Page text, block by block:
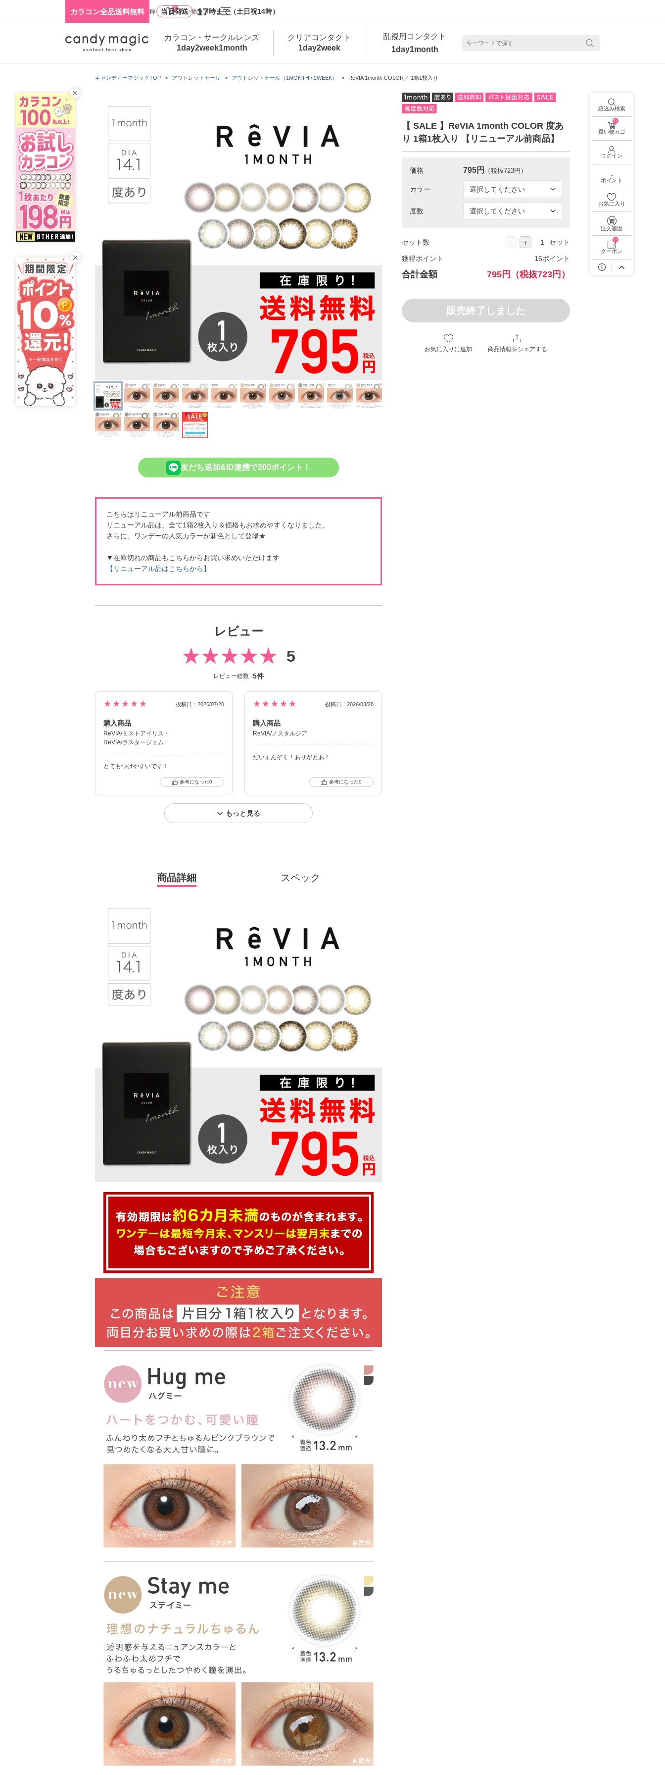
カラコン全品送料無料 当日発送 17時まで（土日祝14時）
キャンディーマジックTOP アウトレットセール アウトレットセール（1MONTH / 2WEEK） ReVIA 1month COLOR／ 1箱1枚入り
【 SALE 】ReVIA 1month COLOR 度あ
り 1箱1枚入り 【リニューアル前商品】
価格 795円 （税抜723円）
カラー
度数
セット数 − ＋ セット
獲得ポイント 16ポイント
合計金額 795円 （税抜723円）
販売終了しました
お気に入りに追加 商品情報をシェアする
友だち追加&ID連携で200ポイント！
こちらはリニューアル前商品です
リニューアル品は、全て1箱2枚入り＆価格もお求めやすくなりました。
さらに、ワンデーの人気カラーが新色として登場★
▼在庫切れの商品もこちらからお買い求めいただけます
【リニューアル品はこちらから】
レビュー
5
レビュー総数 5件
★★★★★ 投稿日：2026/07/20
購入商品
ReVIA/ミストアイリス
ReVIA/ラスタージェム
とてもつけやすいです！
0
★★★★★ 投稿日：2026/03/28
購入商品
ReVIA/ノスタルジア
だいまんぞく！ありがとあ！
0
もっと見る
商品詳細 スペック
ログイン・新規会員登録
0
買い物カゴ
カラコン・サークルレンズ
1day2week1month
クリアコンタクト
1day2week
乱視用コンタクト
1day1month
絞込み検索
0
買い物カゴ
ログイン
-
ポイント
お気に入り
注文履歴
0
クーポン
カラコン・サークルレンズ 1day 商品一覧を見る
乱視用カラコン 1day商品一覧を見る
遠近両用カラコン 1day商品一覧を見る
カラコン・サークルレンズ 2week商品一覧を見る
カラコン・サークルレンズ 1month商品一覧を見る
クリアコンタクトレンズ 1day 商品一覧を見る 乱視用カラコン 1day商品一覧を見る
クリアコンタクトレンズ 2week 商品一覧を見る
乱視用カラコン 1day商品一覧を見る
乱視用カラコン 1month商品一覧を見る
クーポン詳細